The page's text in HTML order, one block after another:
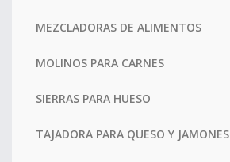
MEZCLADORAS DE ALIMENTOS
MOLINOS PARA CARNES
SIERRAS PARA HUESO
TAJADORA PARA QUESO Y JAMONES